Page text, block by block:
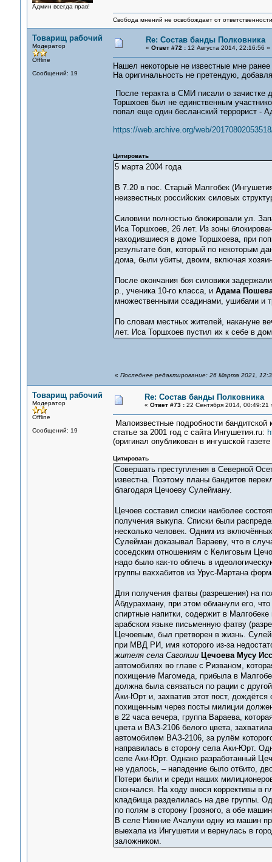
Админ всегда прав!
Свобода мнений не освобождает от
Товарищ рабочий
Модератор
Offline
Сообщений: 19
Re: Состав банды Полковника
« Ответ #72 :12 Августа 2014, 22:16:56 »
Нашел некоторые не известные мне
На оригинальность не претендую,
После теракта в СМИ писали о
Торшхоев был не единственным
попал еще один бесланский террорист
https://web.archive.org/web/
Цитировать
5 марта 2004 года
В 7.20 в пос. Старый Малгобек
неизвестных российских силовых
Силовики полностью блокировали ул.
Иса Торшхоев, 26 лет. Из зоны
находившиеся в доме Торшхоева, при
результате боя, который по некоторым
дома, были убиты, двоим, включая
После окончания боя силовики
р., ученика 10-го класса, и Адама
множественными ссадинами, ушибами и
По словам местных жителей, накануне
лет. Иса Торшхоев пустил их к себе в
« Последнее редактирование: 26 Марта 2021,
Товарищ рабочий
Модератор
Offline
Сообщений: 19
Re: Состав банды Полковника
« Ответ #73 :22 Сентября 2014, 00:49:21
Малоизвестные подробности
статье за 2001 год с сайта Ингушетия.ru:
(оригинал опубликован в ингушской
Цитировать
Совершать преступления в Северной
известна. Поэтому планы бандитов
благодаря Цечоеву Сулейману.
Цечоев составил списки наиболее
получения выкупа. Списки были
несколько человек. Одним из
Сулейман доказывал Вараеву, что в
соседским отношениям с Келиговым
надо было как-то облечь в
группы ваххабитов из Урус-Мартана
Для получения фатвы (разрешения) на
Абдурахману, при этом обманули его,
спиртные напитки, содержит в
арабском языке письменную фатву
Цечоевым, был претворен в жизнь.
при МВД РИ, имя которого из-за
жителя села Сагопши Цечоева Мусу
автомобилях во главе с Ризваном,
похищение Магомеда, прибыла в
должна была связаться по рации с
Аки-Юрт и, захватив этот пост,
похищенным через посты милиции
в 22 часа вечера, группа Вараева,
цвета и ВАЗ-2106 белого цвета,
автомобилем ВАЗ-2106, за рулём
направилась в сторону села Аки-Юрт.
селе Аки-Юрт. Однако разработанный
не удалось, – нападение было отбито,
Потери были и среди наших
скончался. На ходу внося коррективы в
кладбища разделилась на две группы.
по полям в сторону Грозного, а обе
В селе Нижние Ачалуки одну из машин
выехала из Ингушетии и вернулась в
заложником.